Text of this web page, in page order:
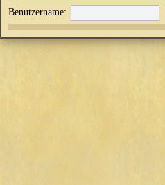
Benutzername: